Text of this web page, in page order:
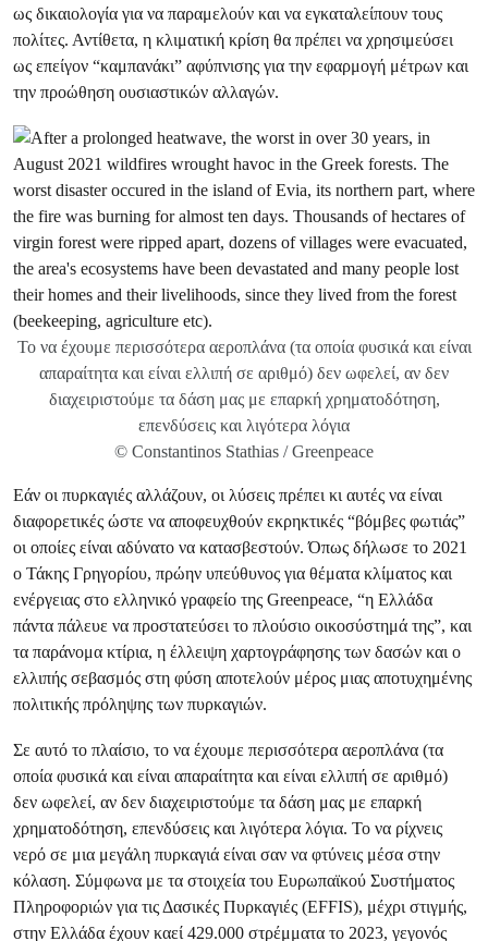
ως δικαιολογία για να παραμελούν και να εγκαταλείπουν τους
πολίτες. Αντίθετα, η κλιματική κρίση θα πρέπει να χρησιμεύσει
ως επείγον “καμπανάκι” αφύπνισης για την εφαρμογή μέτρων και
την προώθηση ουσιαστικών αλλαγών.
Το να έχουμε περισσότερα αεροπλάνα (τα οποία φυσικά και είναι
απαραίτητα και είναι ελλιπή σε αριθμό) δεν ωφελεί, αν δεν
διαχειριστούμε τα δάση μας με επαρκή χρηματοδότηση,
επενδύσεις και λιγότερα λόγια
© Constantinos Stathias / Greenpeace
Εάν οι πυρκαγιές αλλάζουν, οι λύσεις πρέπει κι αυτές να είναι
διαφορετικές ώστε να αποφευχθούν εκρηκτικές “βόμβες φωτιάς”
οι οποίες είναι αδύνατο να κατασβεστούν. Όπως δήλωσε το 2021
ο Τάκης Γρηγορίου, πρώην υπεύθυνος για θέματα κλίματος και
ενέργειας στο ελληνικό γραφείο της Greenpeace, “η Ελλάδα
πάντα πάλευε να προστατεύσει το πλούσιο οικοσύστημά της”, και
τα παράνομα κτίρια, η έλλειψη χαρτογράφησης των δασών και ο
ελλιπής σεβασμός στη φύση αποτελούν μέρος μιας αποτυχημένης
πολιτικής πρόληψης των πυρκαγιών.
Σε αυτό το πλαίσιο, το να έχουμε περισσότερα αεροπλάνα (τα
οποία φυσικά και είναι απαραίτητα και είναι ελλιπή σε αριθμό)
δεν ωφελεί, αν δεν διαχειριστούμε τα δάση μας με επαρκή
χρηματοδότηση, επενδύσεις και λιγότερα λόγια. Το να ρίχνεις
νερό σε μια μεγάλη πυρκαγιά είναι σαν να φτύνεις μέσα στην
κόλαση. Σύμφωνα με τα στοιχεία του Ευρωπαϊκού Συστήματος
Πληροφοριών για τις Δασικές Πυρκαγιές (EFFIS), μέχρι στιγμής,
στην Ελλάδα έχουν καεί 429.000 στρέμματα το 2023, γεγονός